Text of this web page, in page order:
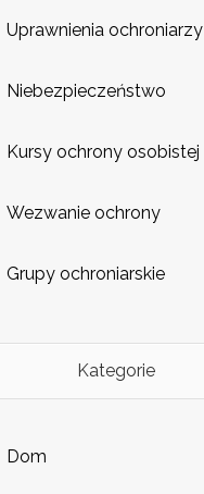
Uprawnienia ochroniarzy
Niebezpieczeństwo
Kursy ochrony osobistej
Wezwanie ochrony
Grupy ochroniarskie
Kategorie
Dom